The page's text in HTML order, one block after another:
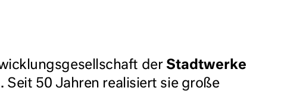
der Stadtwerke
. Seit 50 Jahren realisiert sie große